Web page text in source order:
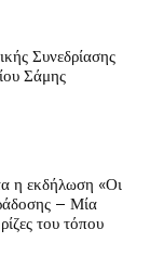
Συνεδρίασης
Σάμης
η εκδήλωση «Οι
– Μία
του τόπου